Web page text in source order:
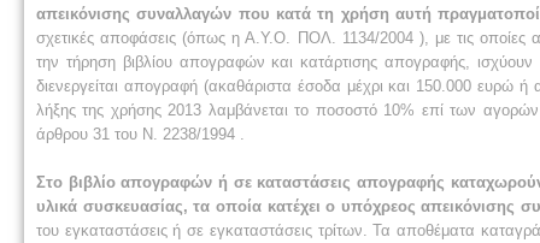
απεικόνισης συναλλαγών που κατά τη χρήση αυτή
σχετικές αποφάσεις (όπως η Α.Υ.Ο. ΠΟΛ. 1134/2004 ), με τις οποίες
την τήρηση βιβλίου απογραφών και κατάρτισης απογραφής,
διενεργείται απογραφή (ακαθάριστα έσοδα μέχρι και 150.000 ευρώ
λήξης της χρήσης 2013 λαμβάνεται το ποσοστό 10% επί των
άρθρου 31 του Ν. 2238/1994 .
Στο βιβλίο απογραφών ή σε καταστάσεις απογραφής
υλικά συσκευασίας, τα οποία κατέχει ο υπόχρεος απεικόνισης
του εγκαταστάσεις ή σε εγκαταστάσεις τρίτων. Τα αποθέματα